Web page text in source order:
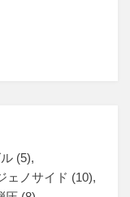
(5)
ェノサイド (10)